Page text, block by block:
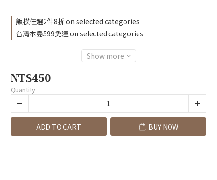
飯模任選2件8折 on selected categories
台灣本島599免運 on selected categories
Show more
NT$450
Quantity
ADD TO CART BUY NOW